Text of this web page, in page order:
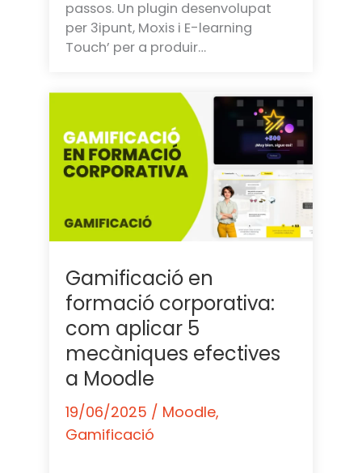
passos. Un plugin desenvolupat
per 3ipunt, Moxis i E-learning
Touch’ per a produir…
Gamificació en
formació corporativa:
com aplicar 5
mecàniques efectives
a Moodle
19/06/2025 / Moodle,
Gamificació